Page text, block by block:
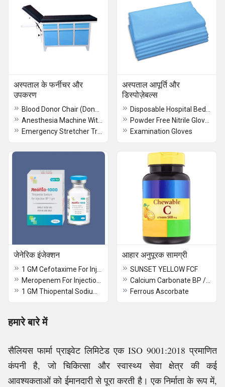
अस्पताल के फर्नीचर और
उपकरण
अस्पताल आपूर्ति और
डिस्पोज़ेबल्स
Examination Gloves
जेनेरिक इंजेक्शन आहार अनुपूरक सामग्री
SUNSET YELLOW FCF
Ferrous Ascorbate
हमारे बारे में
सैलियस फार्मा प्राइवेट लिमिटेड एक ISO 9001:2018 प्रमाणित
कंपनी है, जो चिकित्सा और स्वास्थ्य सेवा क्षेत्र की कई
आवश्यकताओं को ईमानदारी से पूरा करती है। एक निर्माता के रूप में,